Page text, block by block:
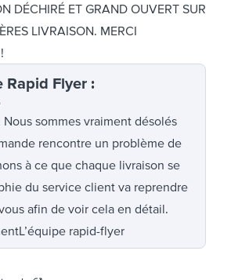
DÉCHIRÉ ET GRAND OUVERT SUR
LIVRAISON. MERCI
Rapid Flyer :
sommes vraiment désolés
rencontre un problème de
à ce que chaque livraison se
du service client va reprendre
afin de voir cela en détail.
rapid-flyer